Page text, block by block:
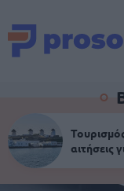
αιτήσεις